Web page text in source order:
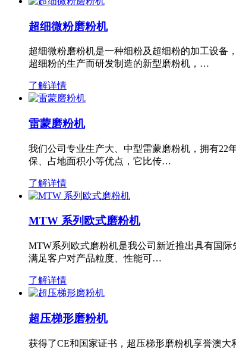
超细微粉磨粉机
超细微粉磨粉机是一种细粉及超细粉的加工设备
超细粉的生产而研发制造的新型磨粉机，…
了解详情
雷蒙磨粉机
我们公司专业生产大、中型雷蒙磨粉机，拥有22
保、占地面积小等优点，它比传…
了解详情
MTW 系列欧式磨粉机
MTW系列欧式磨粉机是我公司新近推出具有国
满足客户对产品粒度、性能可…
了解详情
超压梯形磨粉机
获得了CE和国家证书，超压梯形磨粉机享誉澳